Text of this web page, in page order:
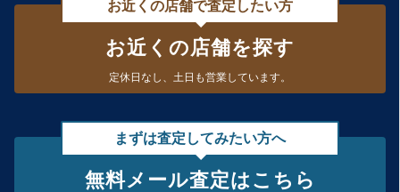
お近くの店舗で査定したい方
お近くの店舗を探す
定休日なし、 土日も営業しています。
まずは査定してみたい方へ
無料メール査定はこちら